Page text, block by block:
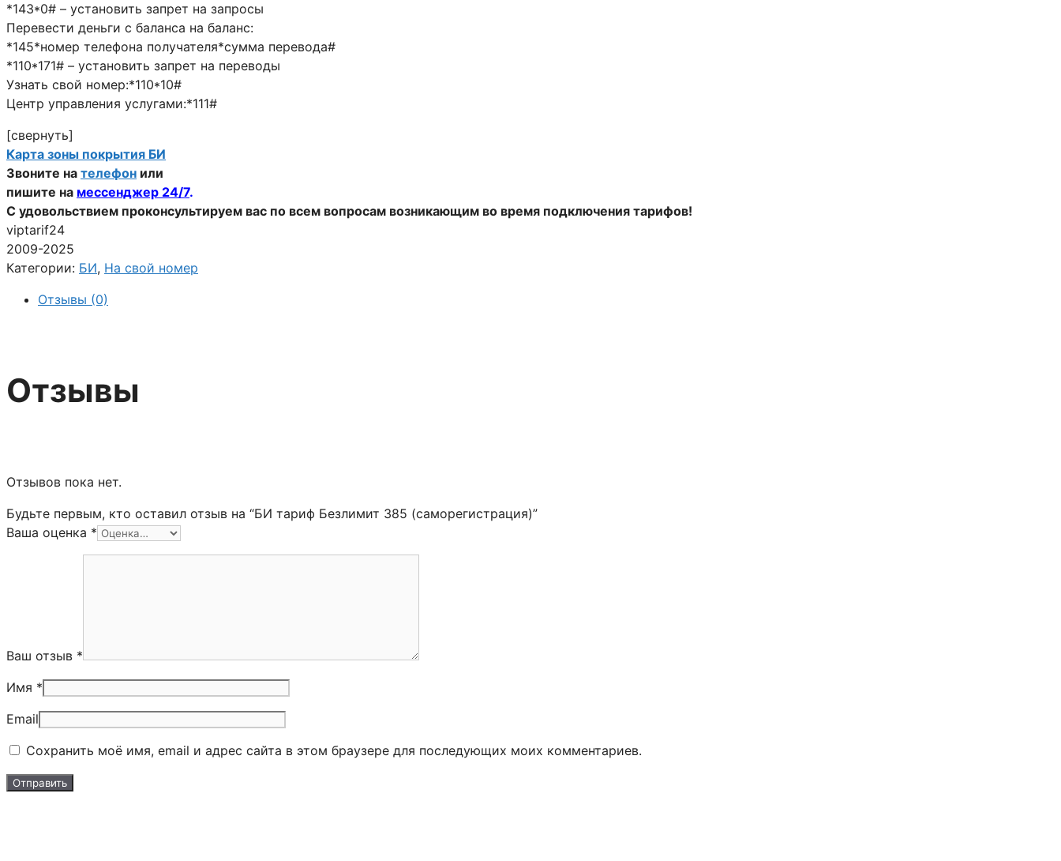
*143*0# – установить запрет на запросы
Перевести деньги с баланса на баланс:
*145*номер телефона получателя*сумма перевода#
*110*171# – установить запрет на переводы
Узнать свой номер:*110*10#
Центр управления услугами:*111#
[свернуть]
Карта зоны покрытия БИ
Звоните на телефон или
пишите на мессенджер 24/7.
С удовольствием проконсультируем вас по всем вопросам возникающим во время подключения тарифов!
viptarif24
2009-2025
Категории: БИ, На свой номер
Отзывы (0)
Отзывы
Отзывов пока нет.
Будьте первым, кто оставил отзыв на “БИ тариф Безлимит 385 (саморегистрация)”
Ваша оценка *
Ваш отзыв *
Имя *
Email
Сохранить моё имя, email и адрес сайта в этом браузере для последующих моих комментариев.